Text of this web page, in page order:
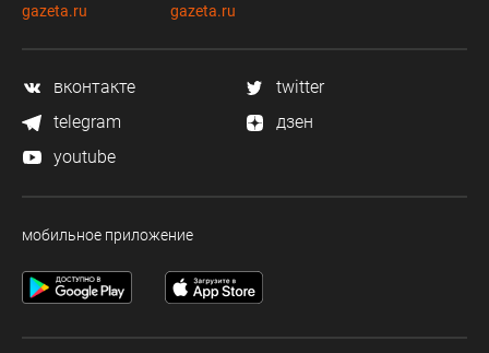
gazeta.ru
gazeta.ru
вконтакте
twitter
telegram
дзен
youtube
мобильное приложение